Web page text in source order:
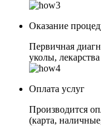
Оказание
Первичная
уколы, лекарства
Оплата услуг
Производится
(карта,